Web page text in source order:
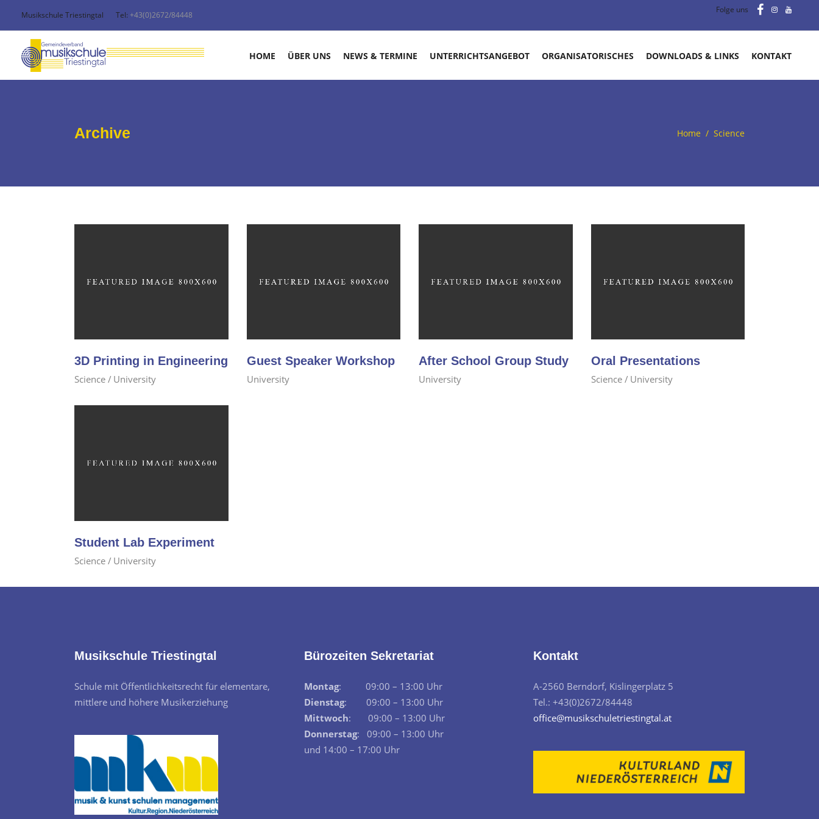
Musikschule Triestingtal Tel: +43(0)2672/84448
Folge uns
HOME ÜBER UNS NEWS & TERMINE UNTERRICHTSANGEBOT ORGANISATORISCHES DOWNLOADS & LINKS KONTAKT
Archive Home / Science
3D Printing in Engineering
Science University
Guest Speaker Workshop
University
After School Group Study
University
Oral Presentations
Science University
Student Lab Experiment
Science University
Musikschule Triestingtal
Schule mit Öffentlichkeitsrecht für elementare,
mittlere und höhere Musikerziehung
Bürozeiten Sekretariat
Montag: 09:00 – 13:00 Uhr
Dienstag: 09:00 – 13:00 Uhr
Mittwoch: 09:00 – 13:00 Uhr
Donnerstag: 09:00 – 13:00 Uhr
und 14:00 – 17:00 Uhr
Kontakt
A-2560 Berndorf, Kislingerplatz 5
Tel.: +43(0)2672/84448
office@musikschuletriestingtal.at